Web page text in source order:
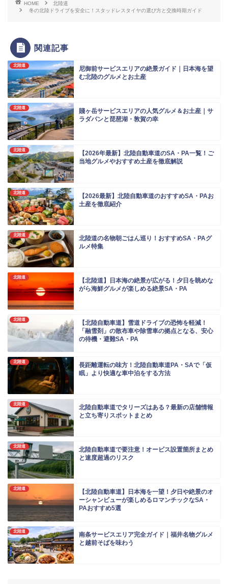
HOME
北陸道
冬の北陸ドライブを安全に！スタッドレスタイヤの選び方と交換時期ガイド
関連記事
北陸道
尼御前サービスエリアの絶景ガイド｜日本海を望
む北陸のグルメとお土産
北陸道
賤ヶ岳サービスエリアの人気グルメ＆お土産｜サ
ラダパンと琵琶湖・敦賀の幸
北陸道
【2026年最新】北陸自動車道のSA・PA一覧！ご
当地グルメやおすすめ土産を徹底解説
北陸道
【2026最新】北陸自動車道のおすすめSA・PAお
土産を徹底紹介
北陸道
北陸道の名物朝ごはん巡り！おすすめSA・PAグ
ルメ特集
北陸道
【北陸道】日本海の絶景が広がる！夕日を眺めな
がら海鮮グルメが楽しめる絶景SA・PA
北陸道
【北陸自動車道】雪道ドライブの恐怖を軽減！
「融雪剤」の散布車や除雪車の拠点となる、安心
の待機・避難SA・PA
北陸道
長距離運転の味方！北陸自動車道PA・SAで「仮
眠」より快適な車中泊をする方法
北陸道
北陸自動車道でタリーズはある？最新の店舗情報
と立ち寄りスポットまとめ
北陸道
北陸自動車道で要注意！オービス設置箇所まとめ
と速度超過のリスク
北陸道
【北陸自動車道】日本海を一望！夕日や絶景のオ
ーシャンビューが楽しめるロマンチックなSA・
PAおすすめ5選
北陸道
南条サービスエリア完全ガイド｜福井名物グルメ
と越前そばを味わう